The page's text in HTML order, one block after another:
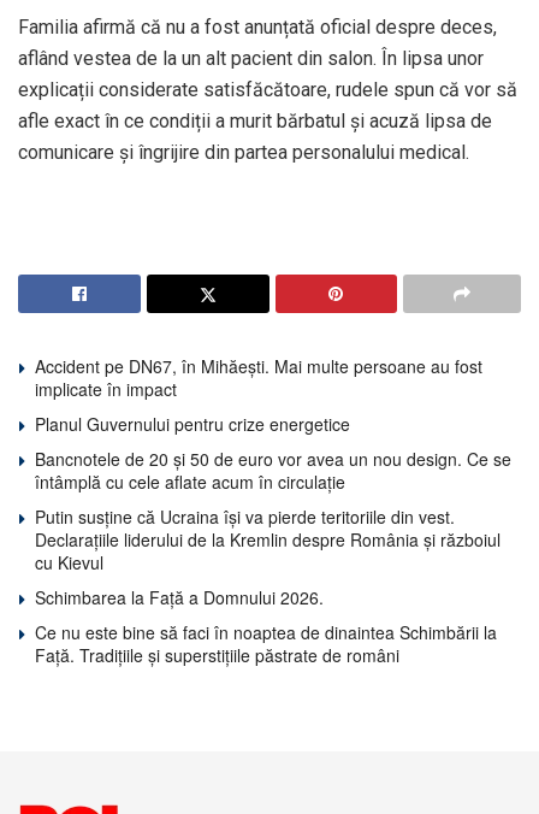
Familia afirmă că nu a fost anunțată oficial despre deces,
aflând vestea de la un alt pacient din salon. În lipsa unor
explicații considerate satisfăcătoare, rudele spun că vor să
afle exact în ce condiții a murit bărbatul și acuză lipsa de
comunicare și îngrijire din partea personalului medical.
Accident pe DN67, în Mihăești. Mai multe persoane au fost
implicate în impact
Planul Guvernului pentru crize energetice
Bancnotele de 20 și 50 de euro vor avea un nou design. Ce se
întâmplă cu cele aflate acum în circulație
Putin susține că Ucraina își va pierde teritoriile din vest.
Declarațiile liderului de la Kremlin despre România și războiul
cu Kievul
Schimbarea la Față a Domnului 2026.
Ce nu este bine să faci în noaptea de dinaintea Schimbării la
Față. Tradițiile și superstițiile păstrate de români